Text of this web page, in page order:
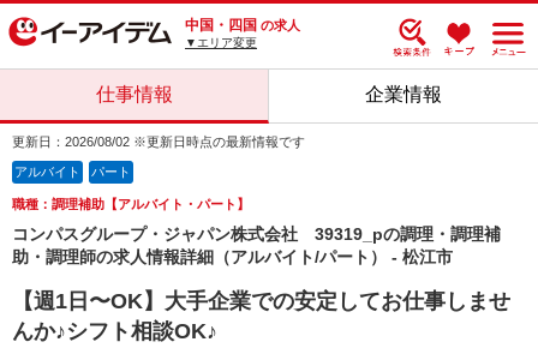
中国・四国 の求人
▼エリア変更
仕事情報 企業情報
更新日：2026/08/02 ※更新日時点の最新情報です
アルバイト パート
職種：調理補助【アルバイト・パート】
コンパスグループ・ジャパン株式会社 39319_pの調理・調理補
助・調理師の求人情報詳細（アルバイト/パート） - 松江市
【週1日〜OK】大手企業での安定してお仕事しませ
んか♪シフト相談OK♪